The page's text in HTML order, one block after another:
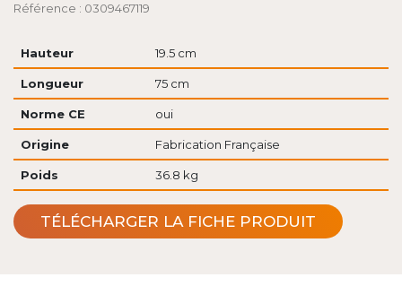
Référence : 0309467119
Hauteur 19.5 cm
Longueur 75 cm
Norme CE oui
Origine Fabrication Française
Poids 36.8 kg
TÉLÉCHARGER LA FICHE PRODUIT